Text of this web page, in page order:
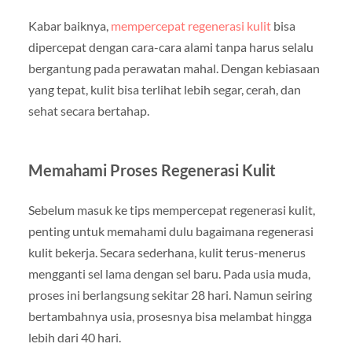
Kabar baiknya, mempercepat regenerasi kulitbisa
dipercepat dengan cara-cara alami tanpa harus selalu
bergantung pada perawatan mahal. Dengan kebiasaan
yang tepat, kulit bisa terlihat lebih segar, cerah, dan
sehat secara bertahap.
Memahami Proses Regenerasi Kulit
Sebelum masuk ke tips mempercepat regenerasi kulit,
penting untuk memahami dulu bagaimana regenerasi
kulit bekerja. Secara sederhana, kulit terus-menerus
mengganti sel lama dengan sel baru. Pada usia muda,
proses ini berlangsung sekitar 28 hari. Namun seiring
bertambahnya usia, prosesnya bisa melambat hingga
lebih dari 40 hari.